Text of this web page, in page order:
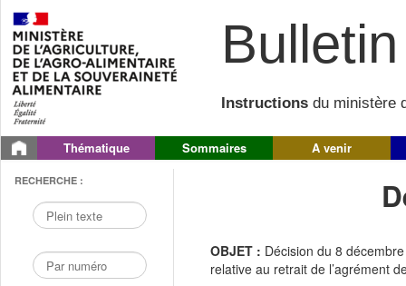
Instructions du ministère
Thématique Sommaires A venir
RECHERCHE :
OBJET : Décision du 8
relative au retrait de l’agrément